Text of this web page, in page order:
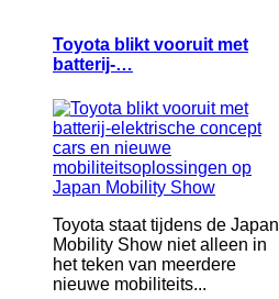
Toyota blikt vooruit met
batterij-…
Toyota staat tijdens de Japan
Mobility Show niet alleen in
het teken van meerdere
nieuwe mobiliteits...